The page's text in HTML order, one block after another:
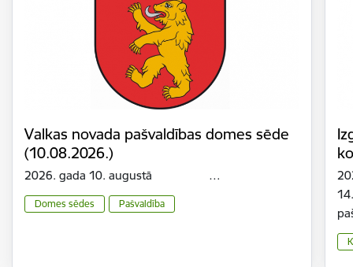
Valkas novada pašvaldības domes sēde
(10.08.2026.)
2026. gada 10. augustā …
Domes sēdes Pašvaldība